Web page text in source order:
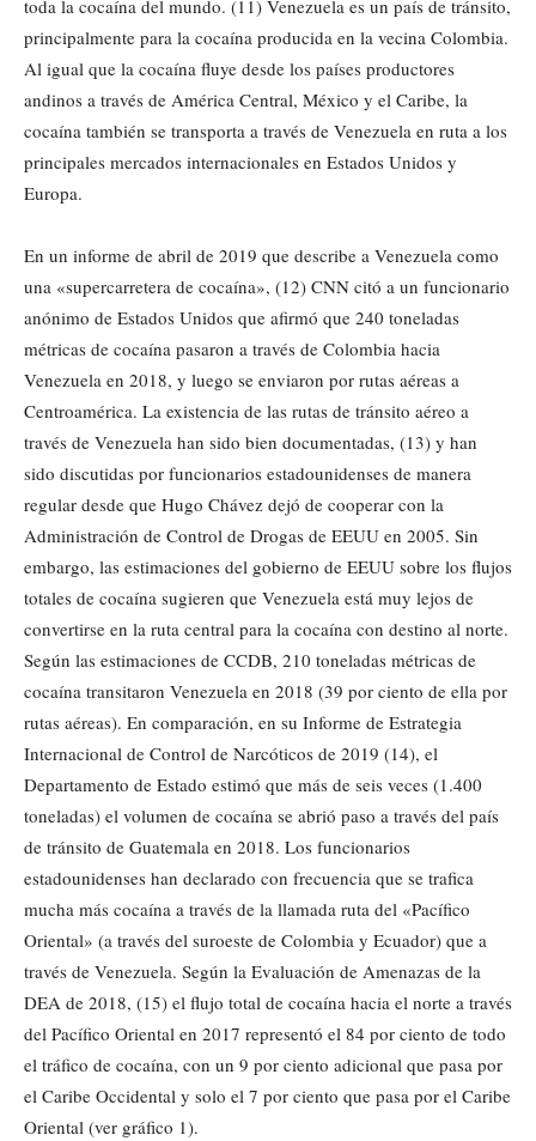
toda la cocaína del mundo. (11) Venezuela es un país de tránsito,
principalmente para la cocaína producida en la vecina Colombia.
Al igual que la cocaína fluye desde los países productores
andinos a través de América Central, México y el Caribe, la
cocaína también se transporta a través de Venezuela en ruta a los
principales mercados internacionales en Estados Unidos y
Europa.
En un informe de abril de 2019 que describe a Venezuela como
una «supercarretera de cocaína», (12) CNN citó a un funcionario
anónimo de Estados Unidos que afirmó que 240 toneladas
métricas de cocaína pasaron a través de Colombia hacia
Venezuela en 2018, y luego se enviaron por rutas aéreas a
Centroamérica. La existencia de las rutas de tránsito aéreo a
través de Venezuela han sido bien documentadas, (13) y han
sido discutidas por funcionarios estadounidenses de manera
regular desde que Hugo Chávez dejó de cooperar con la
Administración de Control de Drogas de EEUU en 2005. Sin
embargo, las estimaciones del gobierno de EEUU sobre los flujos
totales de cocaína sugieren que Venezuela está muy lejos de
convertirse en la ruta central para la cocaína con destino al norte.
Según las estimaciones de CCDB, 210 toneladas métricas de
cocaína transitaron Venezuela en 2018 (39 por ciento de ella por
rutas aéreas). En comparación, en su Informe de Estrategia
Internacional de Control de Narcóticos de 2019 (14), el
Departamento de Estado estimó que más de seis veces (1.400
toneladas) el volumen de cocaína se abrió paso a través del país
de tránsito de Guatemala en 2018. Los funcionarios
estadounidenses han declarado con frecuencia que se trafica
mucha más cocaína a través de la llamada ruta del «Pacífico
Oriental» (a través del suroeste de Colombia y Ecuador) que a
través de Venezuela. Según la Evaluación de Amenazas de la
DEA de 2018, (15) el flujo total de cocaína hacia el norte a través
del Pacífico Oriental en 2017 representó el 84 por ciento de todo
el tráfico de cocaína, con un 9 por ciento adicional que pasa por
el Caribe Occidental y solo el 7 por ciento que pasa por el Caribe
Oriental (ver gráfico 1).